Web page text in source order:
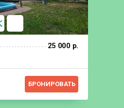
25 000 р.
БРОНИРОВАТЬ